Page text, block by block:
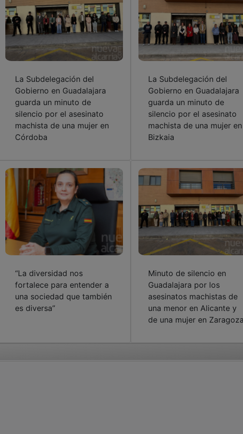
La Subdelegación del
Gobierno en Guadalajara
guarda un minuto de
silencio por el asesinato
machista de una mujer en
Córdoba
La Subdelegación del
Gobierno en Guadalajara
guarda un minuto de
silencio por el asesinato
machista de una mujer en
Bizkaia
“La diversidad nos
fortalece para entender a
una sociedad que también
es diversa”
Minuto de silencio en
Guadalajara por los
asesinatos machistas de
una menor en Alicante y
de una mujer en Zaragoza